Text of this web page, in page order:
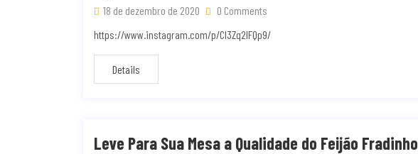
18 de dezembro de 2020
0 Comments
https://www.instagram.com/p/CI3Zq2lFQp9/
Details
Leve Para Sua Mesa a Qualidade do Feijão Fradinho